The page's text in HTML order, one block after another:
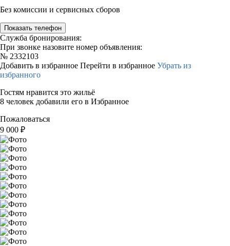
Без комиссии и сервисных сборов
Показать телефон
Служба бронирования:
При звонке назовите номер объявления:
№ 2332103
Добавить в избранное Перейти в избранное Убрать из
избранного
Гостям нравится это жильё
8 человек добавили его в Избранное
Пожаловаться
9 000 ₽